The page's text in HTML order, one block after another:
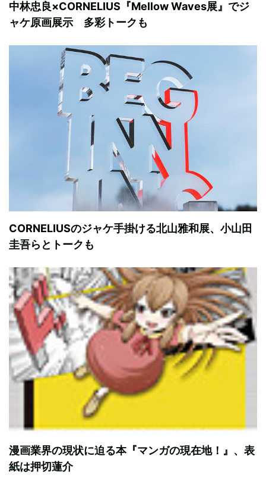
中林忠良×CORNELIUS『Mellow Waves展』でジ
ャケ原画展示 多彩トークも
CORNELIUSのジャケ手掛ける北山雅和展、小山田
圭吾らとトークも
漫画業界の現状に迫る本『マンガの現在地！』、表
紙は押切蓮介